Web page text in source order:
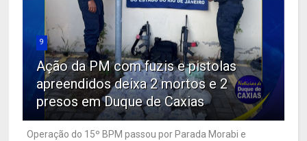
9
Ação da PM com fuzis e pistolas
apreendidos deixa 2 mortos e 2
presos em Duque de Caxias
Operação do 15º BPM passou por Parada Morabi e